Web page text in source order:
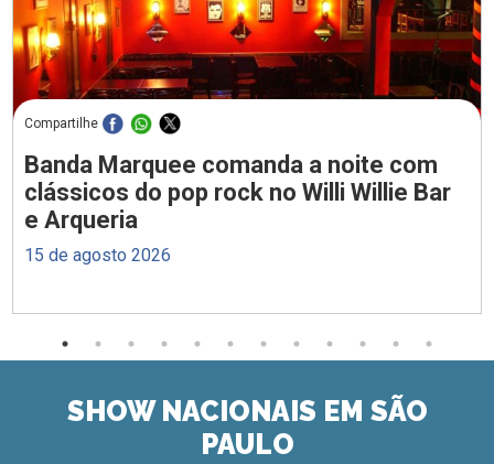
Compartilhe
Banda Marquee comanda a noite com
clássicos do pop rock no Willi Willie Bar
e Arqueria
15 de agosto 2026
SHOW NACIONAIS EM SÃO
PAULO